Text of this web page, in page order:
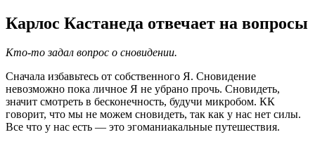
Карлос Кастанеда отвечает на вопросы
Кто-то задал вопрос о сновидении.
Сначала избавьтесь от собственного Я. Сновидение
невозможно пока личное Я не убрано прочь. Сновидеть,
значит смотреть в бесконечность, будучи микробом. КК
говорит, что мы не можем сновидеть, так как у нас нет силы.
Все что у нас есть — это эгоманиакальные путешествия.